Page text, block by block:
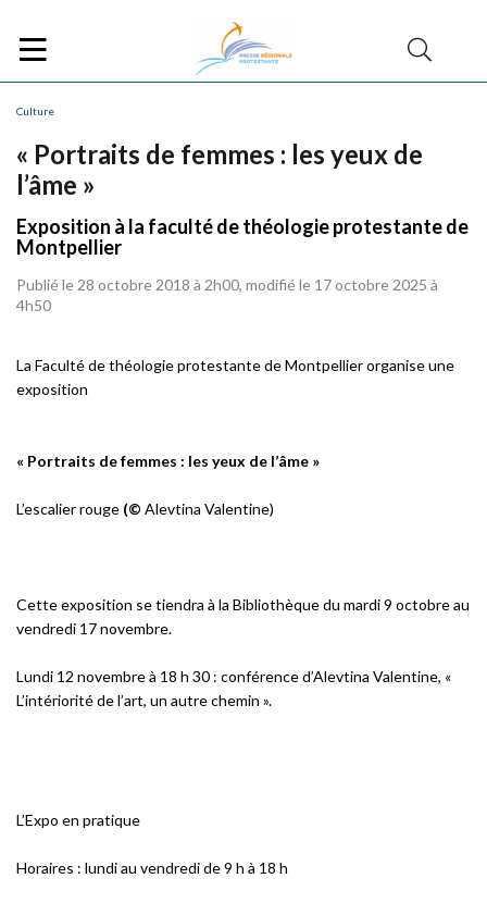
Culture
« Portraits de femmes : les yeux de
l’âme »
Exposition à la faculté de théologie protestante de
Montpellier
Publié le 28 octobre 2018 à 2h00, modifié le 17 octobre 2025 à
4h50
La Faculté de théologie protestante de Montpellier organise une
exposition
« Portraits de femmes : les yeux de l’âme »
L’escalier rouge (© Alevtina Valentine)
Cette exposition se tiendra à la Bibliothèque du mardi 9 octobre au
vendredi 17 novembre.
Lundi 12 novembre à 18 h 30 : conférence d’Alevtina Valentine, «
L’intériorité de l’art, un autre chemin ».
L’Expo en pratique
Horaires : lundi au vendredi de 9 h à 18 h